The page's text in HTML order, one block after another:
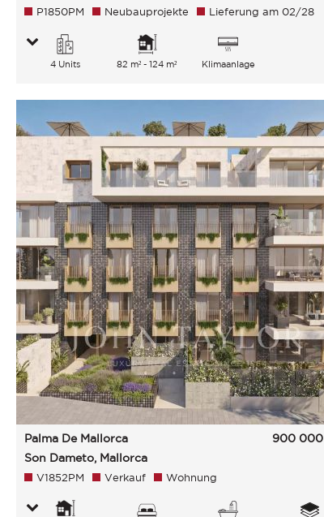
P1850PM Neubauprojekte Lieferung am 02/28
4 Units 82 m² - 124 m² Klimaanlage
Palma De Mallorca
Son Dameto, Mallorca
900 000
V1852PM Verkauf Wohnung